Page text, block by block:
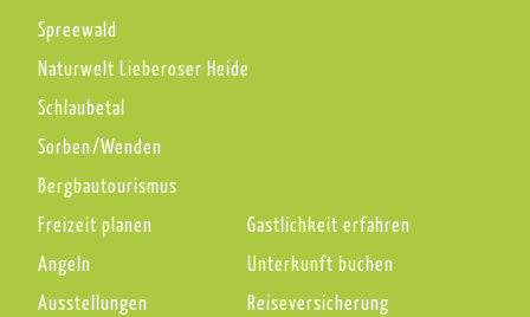
Spreewald
Naturwelt Lieberoser Heide
Schlaubetal
Sorben/Wenden
Bergbautourismus
Freizeit planen
Angeln
Ausstellungen
Gastlichkeit erfahren
Unterkunft buchen
Reiseversicherung